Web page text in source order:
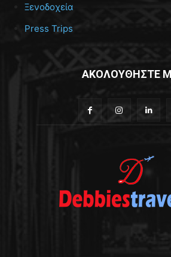
Ξενοδοχεία
Press Trips
ΑΚΟΛΟΥΘΗΣΤΕ